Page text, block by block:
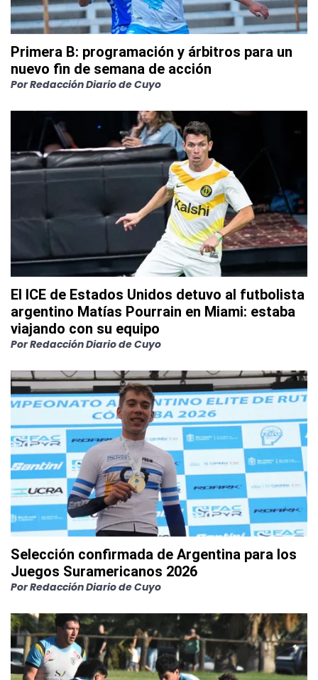
Primera B: programación y árbitros para un
nuevo fin de semana de acción
PorRedacción Diario de Cuyo
El ICE de Estados Unidos detuvo al futbolista
argentino Matías Pourrain en Miami: estaba
viajando con su equipo
PorRedacción Diario de Cuyo
Selección confirmada de Argentina para los
Juegos Suramericanos 2026
PorRedacción Diario de Cuyo